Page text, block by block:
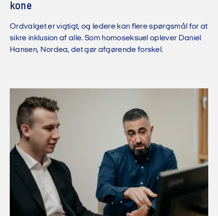
kone
Ordvalget er vigtigt, og ledere kan flere spørgsmål for at
sikre inklusion af alle. Som homoseksuel oplever Daniel
Hansen, Nordea, det gør afgørende forskel.